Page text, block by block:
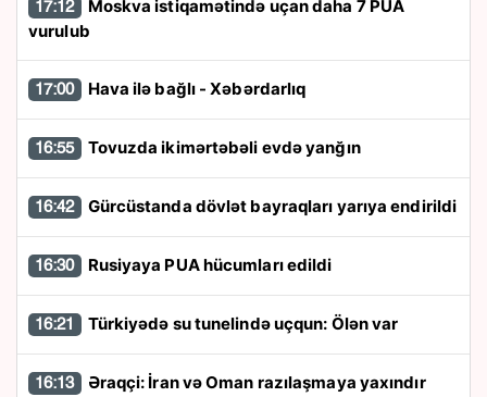
17:12
vurulub
17:00 Hava ilə bağlı - Xəbərdarlıq
16:55 Tovuzda ikimərtəbəli evdə yanğın
16:42 Gürcüstanda dövlət bayraqları yarıya endirildi
16:30 Rusiyaya PUA hücumları edildi
16:21 Türkiyədə su tunelində uçqun: Ölən var
16:13 Əraqçi: İran və Oman razılaşmaya yaxındır